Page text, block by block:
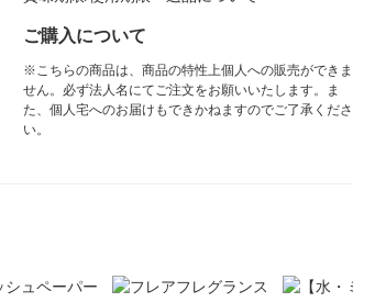
ご購入について
※こちらの商品は、商品の特性上個人への販売ができま
せん。必ず法人名にてご注文をお願いいたします。ま
た、個人宅へのお届けもできかねますのでご了承くださ
い。